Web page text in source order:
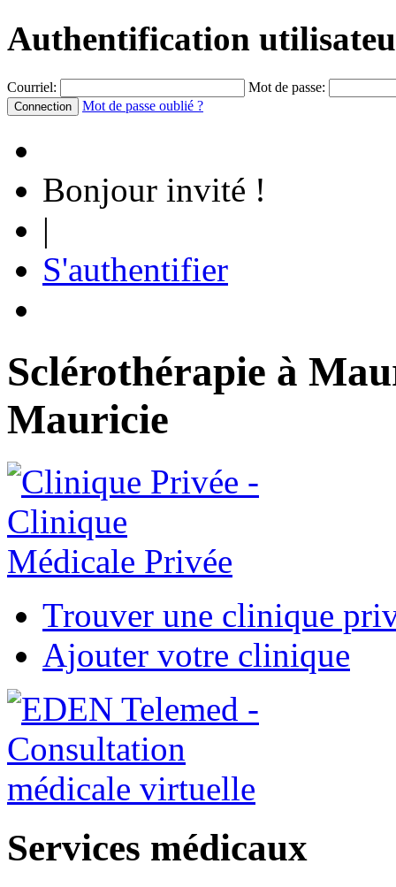
Authentification
Courriel:
Mot de passe:
Mot de passe oublié ?
Bonjour invité !
|
S'authentifier
Sclérothérapie à
Mauricie
Trouver une clinique
Ajouter votre clinique
Services médicaux